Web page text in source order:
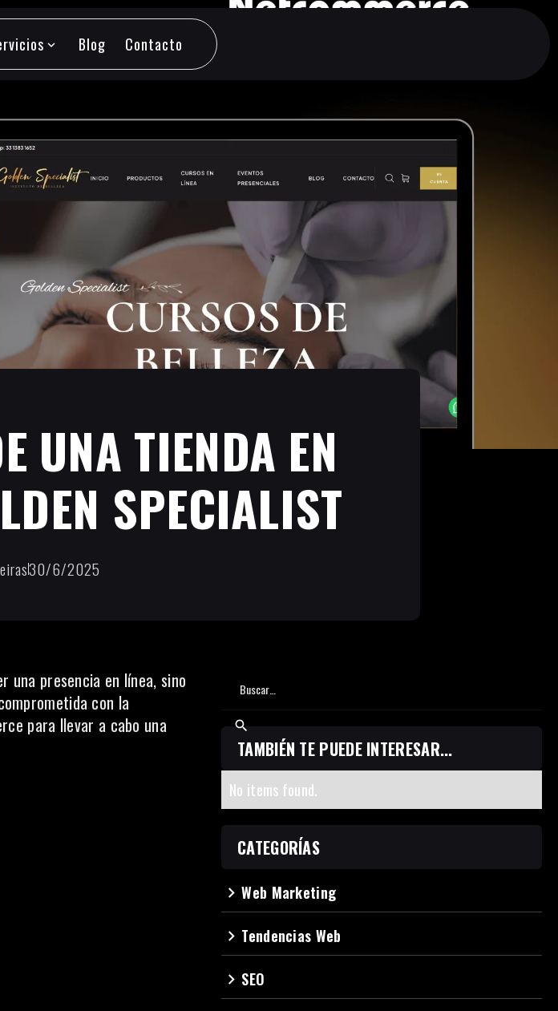
expand_more
Blog
Contacto
UNA TIENDA EN
SPECIALIST
30/6/2025
una presencia en línea, sino
con la
para llevar a cabo una
TAMBIÉN TE PUEDE INTERESAR...
No items found.
CATEGORÍAS
navigate_nextWeb Marketing
navigate_next Tendencias Web
navigate_next SEO